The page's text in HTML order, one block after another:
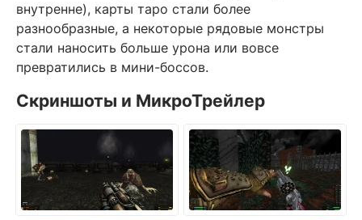
внутренне), карты таро стали более
разнообразные, а некоторые рядовые монстры
стали наносить больше урона или вовсе
превратились в мини-боссов.
Скриншоты и МикроТрейлер